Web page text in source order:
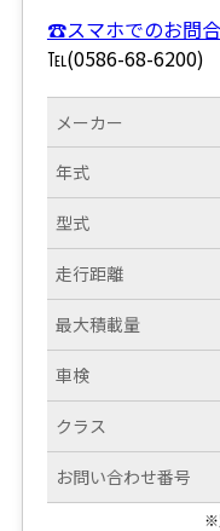
☎スマホでのお問
℡(0586-68-6200)
メーカー
年式
型式
走行距離
最大積載量
車検
クラス
お問い合わせ番号
※